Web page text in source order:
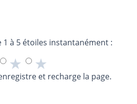
à 5 étoiles instantanément :
★ ★
et recharge la page.